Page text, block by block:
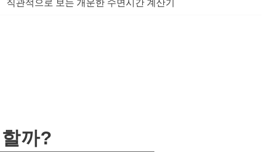
직관적으로 보는 개운한 수면시간 계산기
까?